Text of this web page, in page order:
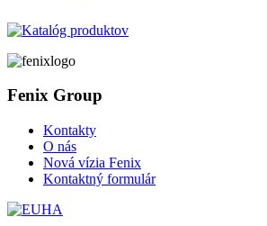
Fenix Group
Kontakty
O nás
Nová vízia Fenix
Kontaktný formulár